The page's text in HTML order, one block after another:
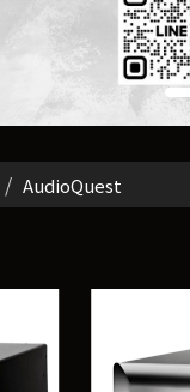
AudioQuest